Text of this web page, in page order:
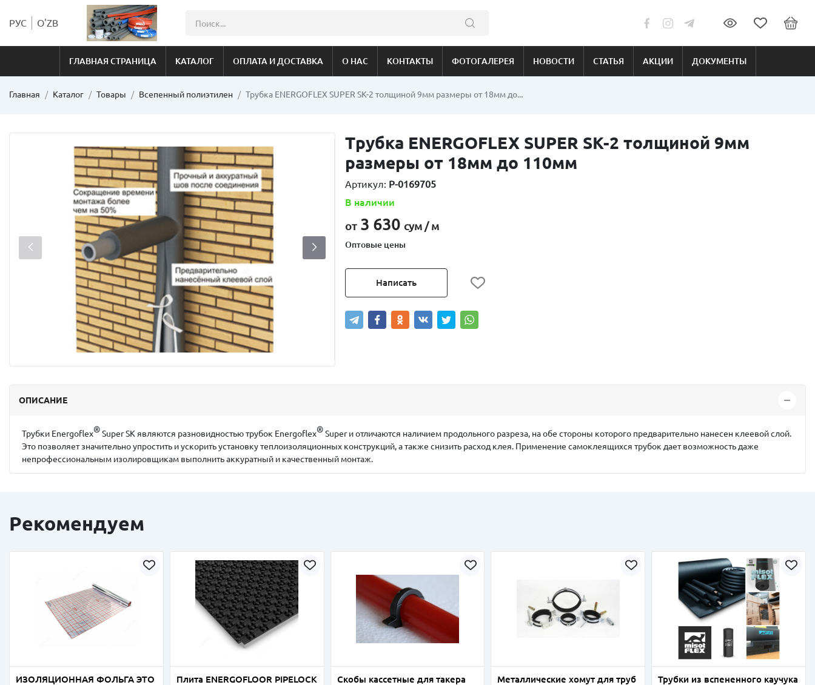
РУС O'ZB
ГЛАВНАЯ СТРАНИЦА КАТАЛОГ ОПЛАТА И ДОСТАВКА О НАС КОНТАКТЫ ФОТОГАЛЕРЕЯ НОВОСТИ СТАТЬЯ АКЦИИ ДОКУМЕНТЫ
Главная Каталог Товары Всепенный полиэтилен Трубка ENERGOFLEX SUPER SK-2 толщиной 9мм размеры от 18мм до...
Трубка ENERGOFLEX SUPER SK-2 толщиной 9мм
размеры от 18мм до 110мм
Артикул: P-0169705
В наличии
от3 630 сум / м
Оптовые цены
Написать
ОПИСАНИЕ
Трубки Energoflex®Super SK являются разновидностью трубок Energoflex®Super и отличаются наличием продольного разреза, на обе стороны которого предварительно нанесен клеевой слой.
Это позволяет значительно упростить и ускорить установку теплоизоляционных конструкций, а также снизить расход клея. Применение самоклеящихся трубок дает возможность даже
непрофессиональным изолировщикам выполнить аккуратный и качественный монтаж.
Рекомендуем
ИЗОЛЯЦИОННАЯ ФОЛЬГА ЭТО
Плита ENERGOFLOOR PIPELOCK
Скобы кассетные для такера
Металлические хомут для труб
Трубки из вспененного каучука